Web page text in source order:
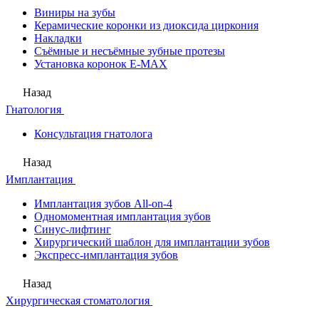
Виниры на зубы
Керамические коронки из диоксида циркония
Накладки
Съёмные и несъёмные зубные протезы
Установка коронок E-MAX
Назад
Гнатология
Консультация гнатолога
Назад
Имплантация
Имплантация зубов All-on-4
Одномоментная имплантация зубов
Синус-лифтинг
Хирургический шаблон для имплантации зубов
Экспресс-имплантация зубов
Назад
Хирургическая стоматология